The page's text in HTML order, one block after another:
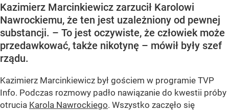
Kazimierz Marcinkiewicz zarzucił Karolowi
Nawrockiemu, że ten jest uzależniony od pewnej
substancji. – To jest oczywiste, że człowiek może
przedawkować, także nikotynę – mówił były szef
rządu.
Kazimierz Marcinkiewicz był gościem w programie TVP
Info. Podczas rozmowy padło nawiązanie do kwestii próby
otrucia Karola Nawrockiego. Wszystko zaczęło się